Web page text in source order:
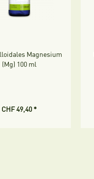
Magnesium
(Mg) 100 ml
CHF 49,40 *